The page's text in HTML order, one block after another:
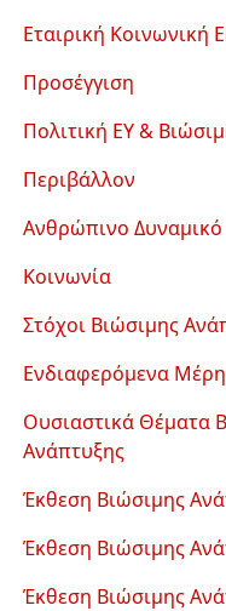
Εταιρική Κοινωνική
Προσέγγιση
Πολιτική ΕΥ &
Περιβάλλον
Ανθρώπινο Δυναμικό
Κοινωνία
Στόχοι Βιώσιμης
Ενδιαφερόμενα Μέρη
Ουσιαστικά Θέματα
Ανάπτυξης
Έκθεση Βιώσιμης
Έκθεση Βιώσιμης
Έκθεση Βιώσιμης